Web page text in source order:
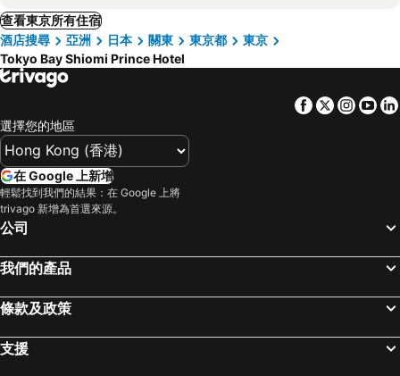
查看東京所有住宿
酒店搜尋
亞洲 日本 關東 東京都
東京
Tokyo Bay Shiomi Prince Hotel
Facebook
Twitter
選擇您的地區
在 Google 上新增
輕鬆找到我們的結果：在 Google 上將
trivago 新增為首選來源。
公司
我們的產品
條款及政策
支援